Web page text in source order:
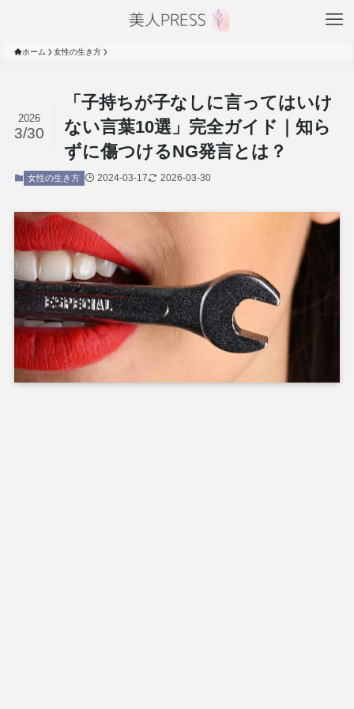
ホーム 女性の生き方
「子持ちが子なしに言ってはいけ
ない言葉10選」完全ガイド｜知ら
ずに傷つけるNG発言とは？
2026
3/30
女性の生き方 2024-03-17 2026-03-30